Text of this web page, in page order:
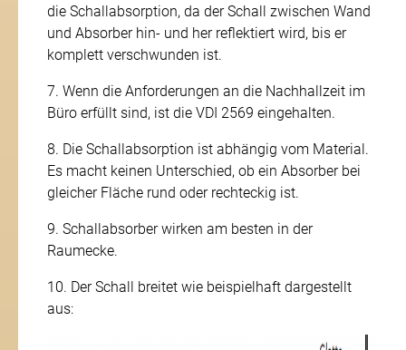
die Schallabsorption, da der Schall zwischen Wand
und Absorber hin- und her reflektiert wird, bis er
komplett verschwunden ist.
7. Wenn die Anforderungen an die Nachhallzeit im
Büro erfüllt sind, ist die VDI 2569 eingehalten.
8. Die Schallabsorption ist abhängig vom Material.
Es macht keinen Unterschied, ob ein Absorber bei
gleicher Fläche rund oder rechteckig ist.
9. Schallabsorber wirken am besten in der
Raumecke.
10. Der Schall breitet wie beispielhaft dargestellt
aus: